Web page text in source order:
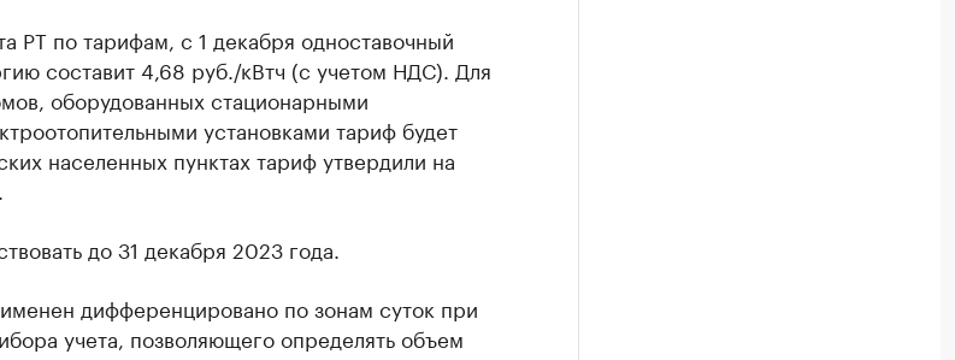
РТ по тарифам, с 1 декабря одноставочный
составит 4,68 руб./кВтч (с учетом НДС). Для
оборудованных стационарными
установками тариф будет
населенных пунктах тариф утвердили на
до 31 декабря 2023 года.
дифференцировано по зонам суток при
учета, позволяющего определять объем